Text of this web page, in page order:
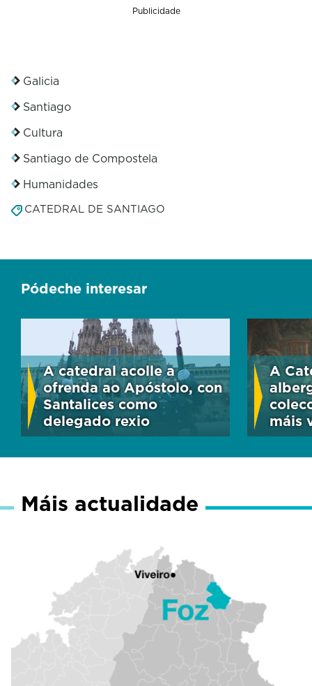
Publicidade
Galicia
Santiago
Cultura
Santiago de Compostela
Humanidades
CATEDRAL DE SANTIAGO
Pódeche interesar
A catedral acolle a
ofrenda ao Apóstolo, con
Santalices como
delegado rexio
A
máis
Máis actualidade